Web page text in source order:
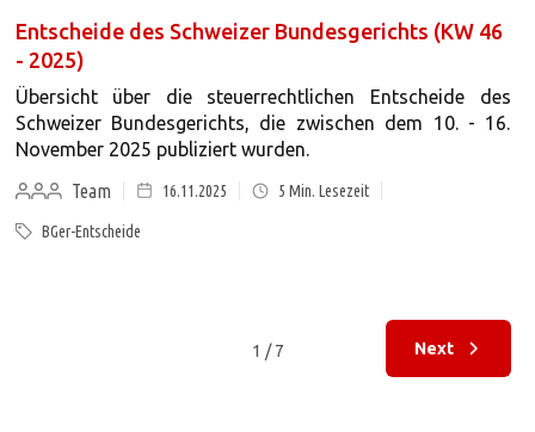
Entscheide des Schweizer Bundesgerichts (KW 46
- 2025)
Übersicht über die steuerrechtlichen Entscheide des
Schweizer Bundesgerichts, die zwischen dem 10. - 16.
November 2025 publiziert wurden.
Team
16.11.2025 5 Min. Lesezeit
BGer-Entscheide
1 / 7 Next